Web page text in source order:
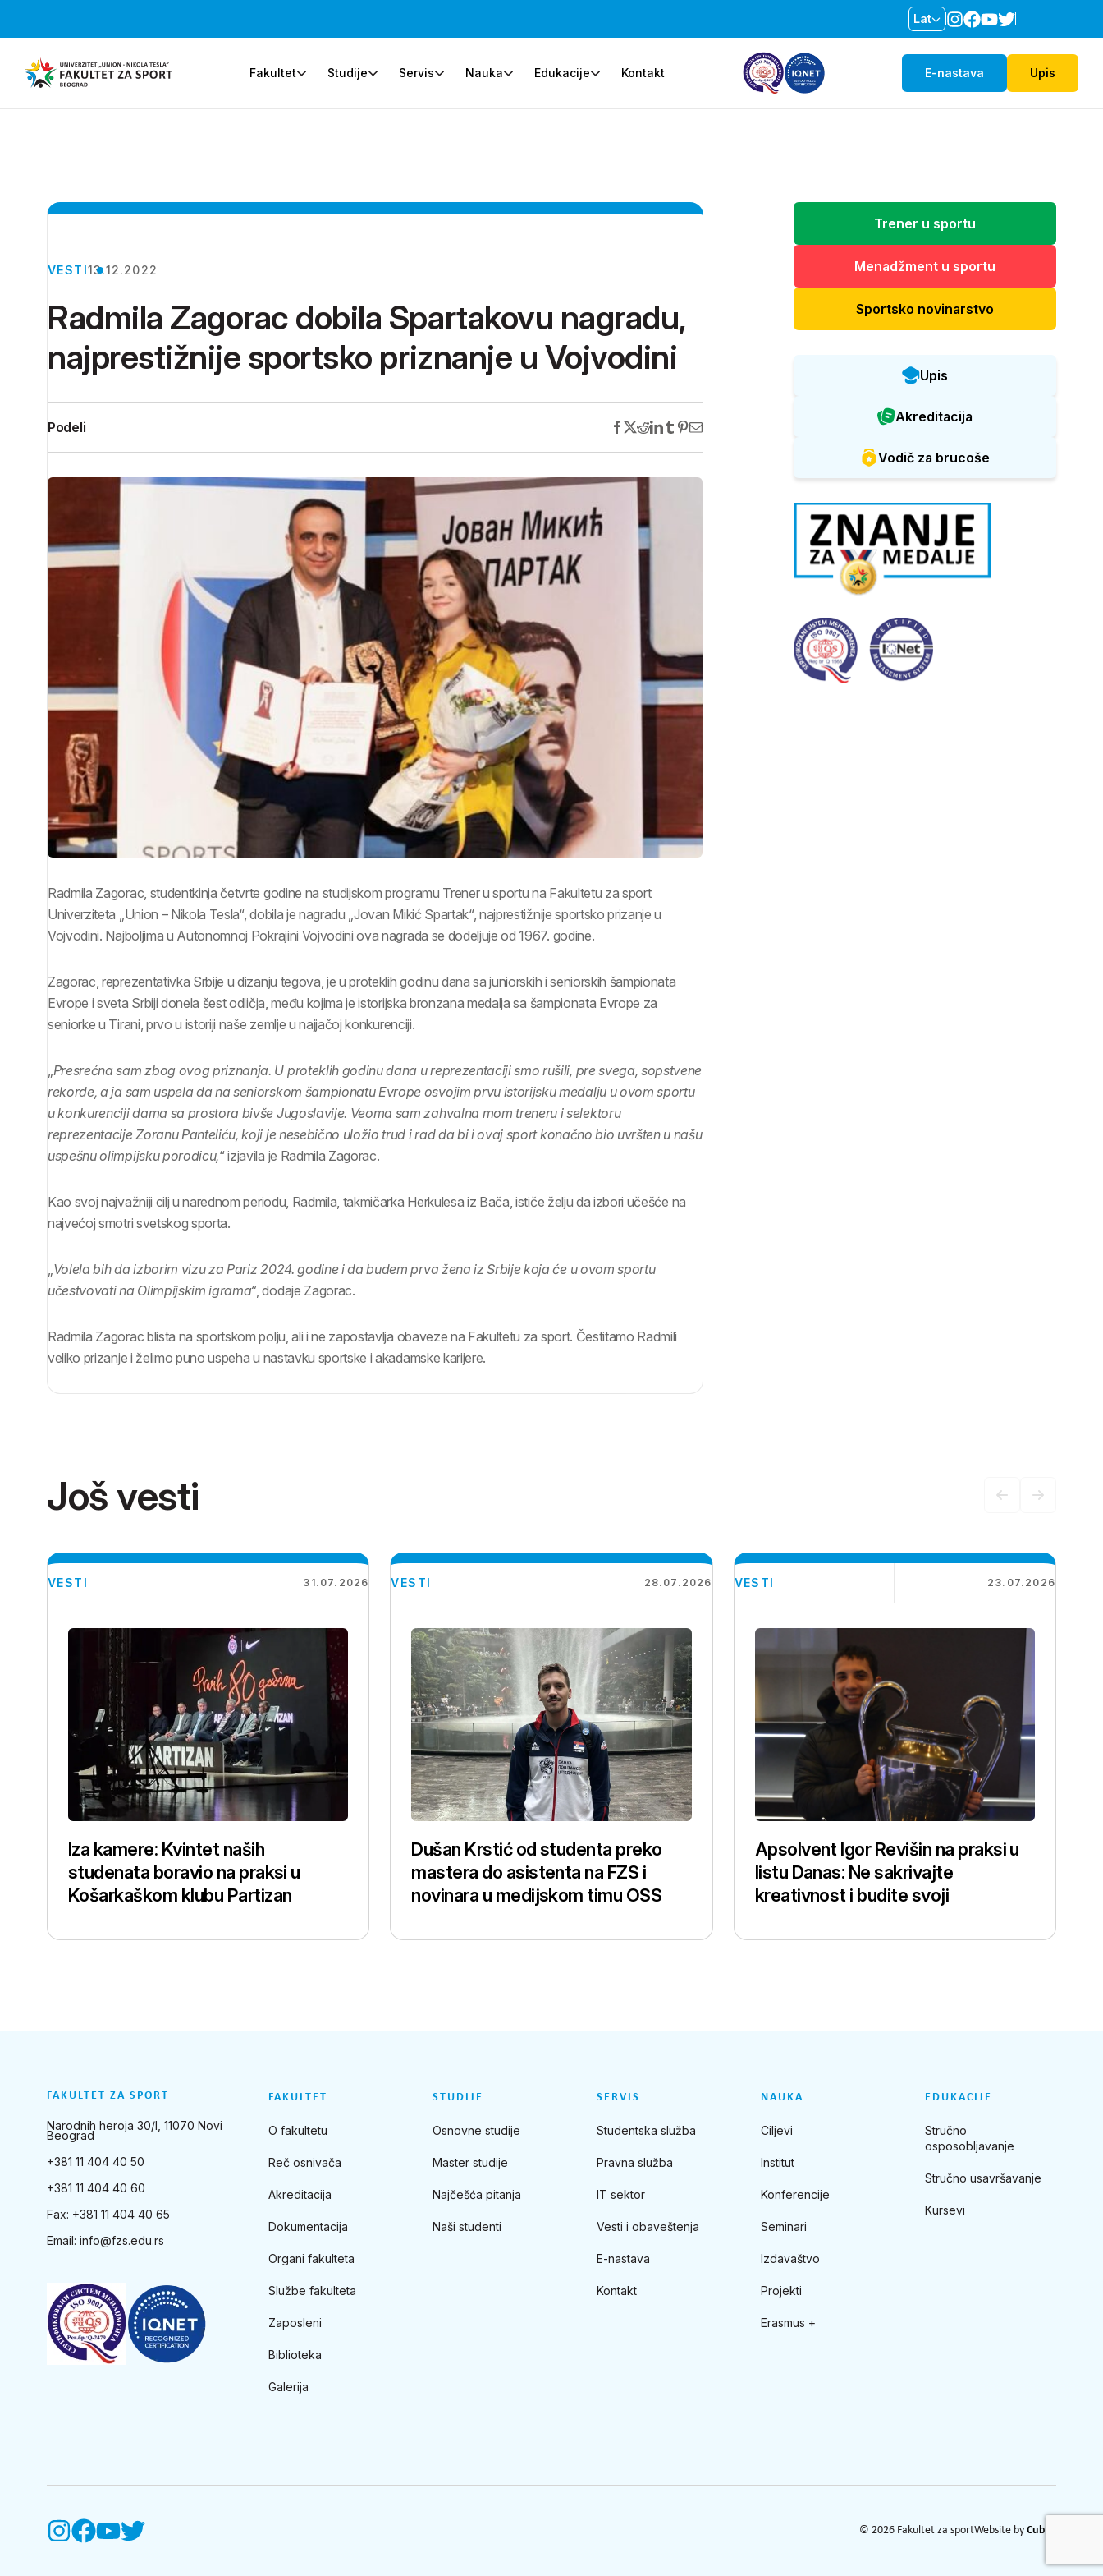
Lat
Fakultet Studije Servis Nauka Edukacije Kontakt E-nastava Upis
VESTI13.12.2022
Radmila Zagorac dobila Spartakovu nagradu,
najprestižnije sportsko priznanje u Vojvodini
Podeli
Radmila Zagorac, studentkinja četvrte godine na studijskom programu Trener u sportu na Fakultetu za sport
Univerziteta „Union – Nikola Tesla“, dobila je nagradu „Jovan Mikić Spartak“, najprestižnije sportsko prizanje u
Vojvodini. Najboljima u Autonomnoj Pokrajini Vojvodini ova nagrada se dodeljuje od 1967. godine.
Zagorac, reprezentativka Srbije u dizanju tegova, je u proteklih godinu dana sa juniorskih i seniorskih šampionata
Evrope i sveta Srbiji donela šest odličja, među kojima je istorijska bronzana medalja sa šampionata Evrope za
seniorke u Tirani, prvo u istoriji naše zemlje u najjačoj konkurenciji.
Presrećna sam zbog ovog priznanja. U proteklih godinu dana u reprezentaciji smo rušili, pre svega, sopstvene
rekorde, a ja sam uspela da na seniorskom šampionatu Evrope osvojim prvu istorijsku medalju u ovom sportu
u konkurenciji dama sa prostora bivše Jugoslavije. Veoma sam zahvalna mom treneru i selektoru
reprezentacije Zoranu Panteliću, koji je nesebično uložio trud i rad da bi i ovaj sport konačno bio uvršten u našu
uspešnu olimpijsku porodicu,“ izjavila je Radmila Zagorac.
Kao svoj najvažniji cilj u narednom periodu, Radmila, takmičarka Herkulesa iz Bača, ističe želju da izbori učešće na
najvećoj smotri svetskog sporta.
Volela bih da izborim vizu za Pariz 2024. godine i da budem prva žena iz Srbije koja će u ovom sportu
učestvovati na Olimpijskim igrama“, dodaje Zagorac.
Radmila Zagorac blista na sportskom polju, ali i ne zapostavlja obaveze na Fakultetu za sport. Čestitamo Radmili
veliko prizanje i želimo puno uspeha u nastavku sportske i akadamske karijere.
Trener u sportu
Menadžment u sportu
Sportsko novinarstvo
Upis
Akreditacija
Vodič za brucoše
Još vesti
VESTI 31.07.2026
Iza kamere: Kvintet naših
studenata boravio na praksi u
Košarkaškom klubu Partizan
VESTI 28.07.2026
Dušan Krstić od studenta preko
mastera do asistenta na FZS i
novinara u medijskom timu OSS
VESTI 23.07.2026
Apsolvent Igor Revišin na praksi u
listu Danas: Ne sakrivajte
kreativnost i budite svoji
FAKULTET ZA SPORT
Narodnih heroja 30/I, 11070 Novi
Beograd
+381 11 404 40 50
+381 11 404 40 60
Fax: +381 11 404 40 65
Email: info@fzs.edu.rs
FAKULTET
O fakultetu
Reč osnivača
Akreditacija
Dokumentacija
Organi fakulteta
Službe fakulteta
Zaposleni
Biblioteka
Galerija
STUDIJE
Osnovne studije
Master studije
Najčešća pitanja
Naši studenti
SERVIS
Studentska služba
Pravna služba
IT sektor
Vesti i obaveštenja
E-nastava
Kontakt
NAUKA
Ciljevi
Institut
Konferencije
Seminari
Izdavaštvo
Projekti
Erasmus +
EDUKACIJE
Stručno
osposobljavanje
Stručno usavršavanje
Kursevi
© 2026 Fakultet za sportWebsite by Cubes